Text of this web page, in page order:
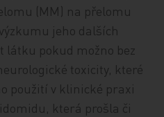
(MM) na přelomu
jeho dalších
látku pokud možno bez
toxicity, které
použití v klinické praxi
která prošla či